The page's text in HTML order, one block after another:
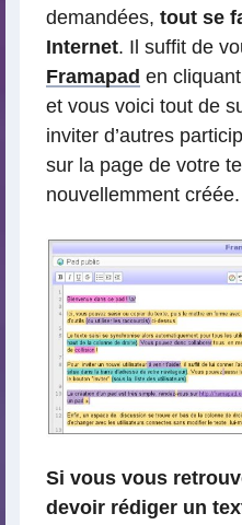
demandées, tout se
Internet. Il suffit de
Framapad en
et vous voici tout de
inviter d’autres
sur la page de votre
nouvellemment créée.
Si vous vous
devoir rédiger un